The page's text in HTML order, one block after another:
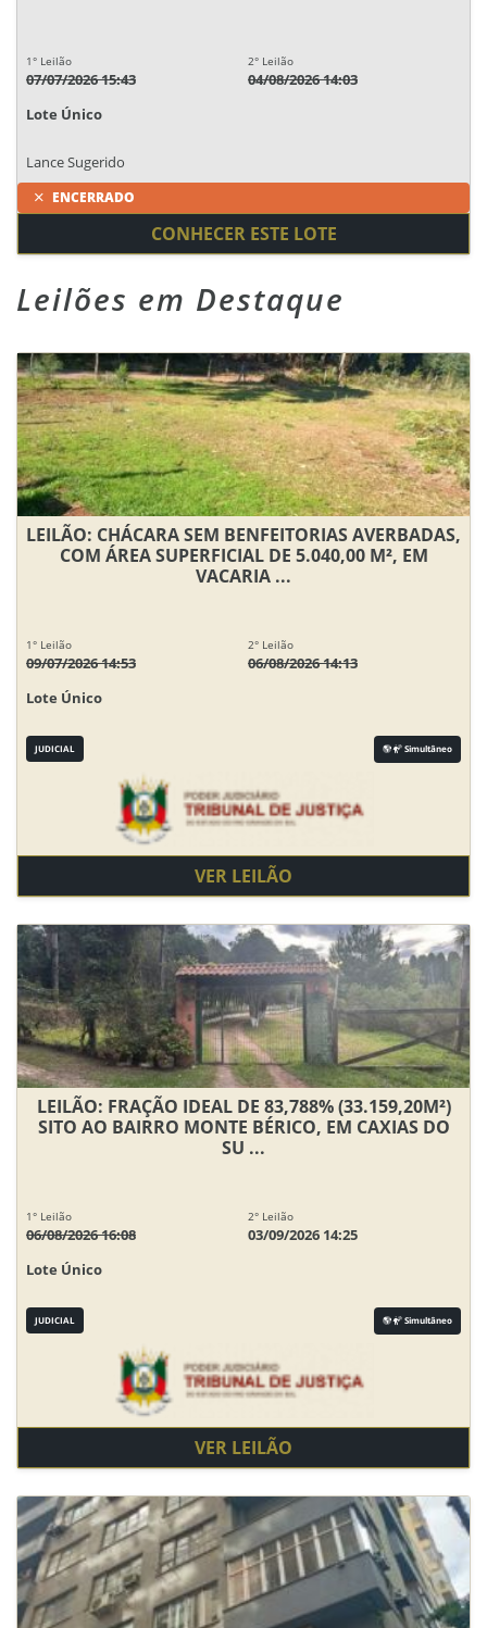
1° Leilão
07/07/2026 15:43
2° Leilão
04/08/2026 14:03
Lote Único
Lance Sugerido
ENCERRADO
CONHECER ESTE LOTE
Leilões em Destaque
LEILÃO: CHÁCARA SEM BENFEITORIAS AVERBADAS,
COM ÁREA SUPERFICIAL DE 5.040,00 M², EM
VACARIA ...
1° Leilão
09/07/2026 14:53
2° Leilão
06/08/2026 14:13
Lote Único
JUDICIAL Simultâneo
VER LEILÃO
LEILÃO: FRAÇÃO IDEAL DE 83,788% (33.159,20M²)
SITO AO BAIRRO MONTE BÉRICO, EM CAXIAS DO
SU ...
1° Leilão
06/08/2026 16:08
2° Leilão
03/09/2026 14:25
Lote Único
JUDICIAL Simultâneo
VER LEILÃO